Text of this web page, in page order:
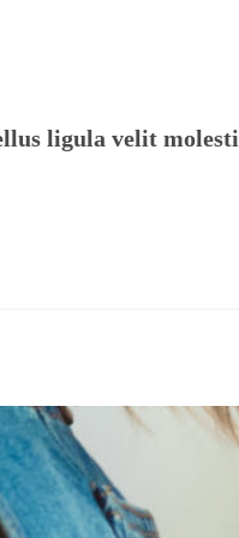
ligula velit